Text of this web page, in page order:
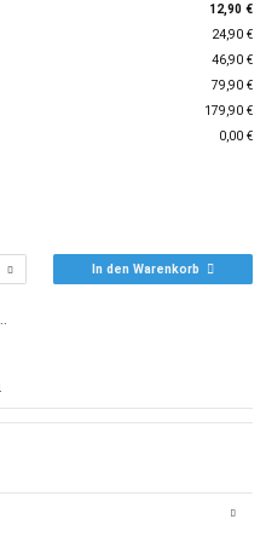
12,90 €
24,90 €
46,90 €
79,90 €
179,90 €
0,00 €
In den Warenkorb